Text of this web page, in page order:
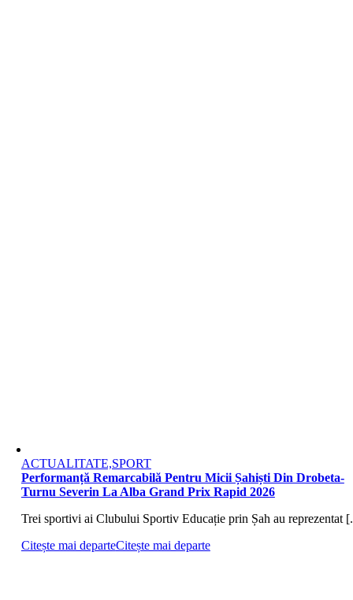
ACTUALITATE,SPORT
Performanță Remarcabilă Pentru Micii Șahiști Din Drobeta-
Turnu Severin La Alba Grand Prix Rapid 2026
Trei sportivi ai Clubului Sportiv Educație prin Șah au reprezentat
Citește mai departeCitește mai departe